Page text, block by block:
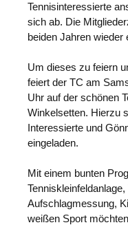
Tennisinteressierte
sich ab. Die
beiden Jahren wieder
Um dieses zu feiern
feiert der TC am
Uhr auf der schönen
Winkelsetten. Hierzu
Interessierte und
eingeladen.
Mit einem bunten
Aufschlagmessung,
weißen Sport